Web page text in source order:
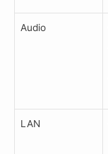
Audio
LAN